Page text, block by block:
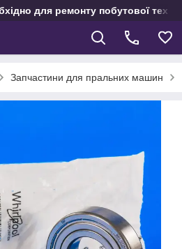
для ремонту побутової
Запчастини для пральних машин